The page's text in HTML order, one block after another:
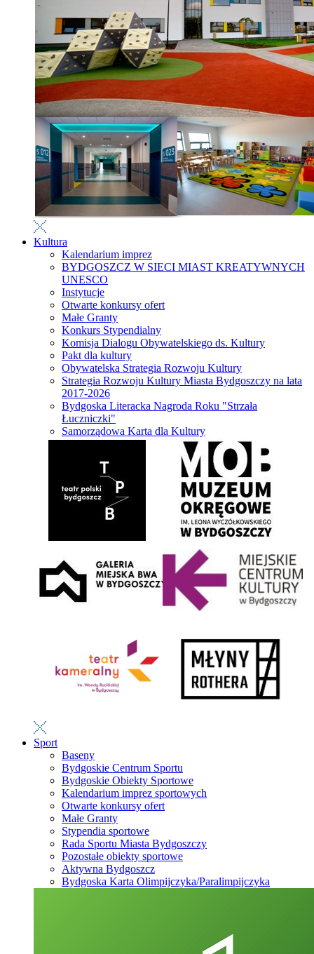
Kultura
Kalendarium imprez
BYDGOSZCZ W SIECI MIAST KREATYWNYCH
UNESCO
Instytucje
Otwarte konkursy ofert
Małe Granty
Konkurs Stypendialny
Komisja Dialogu Obywatelskiego ds. Kultury
Pakt dla kultury
Obywatelska Strategia Rozwoju Kultury
Strategia Rozwoju Kultury Miasta Bydgoszczy na lata
2017-2026
Bydgoska Literacka Nagroda Roku "Strzała
Łuczniczki"
Samorządowa Karta dla Kultury
Sport
Baseny
Bydgoskie Centrum Sportu
Bydgoskie Obiekty Sportowe
Kalendarium imprez sportowych
Otwarte konkursy ofert
Małe Granty
Stypendia sportowe
Rada Sportu Miasta Bydgoszczy
Pozostałe obiekty sportowe
Aktywna Bydgoszcz
Bydgoska Karta Olimpijczyka/Paralimpijczyka